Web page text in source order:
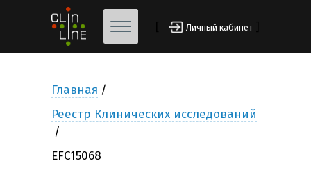
Личный кабинет
Главная
Реестр Клинических исследований
EFC15068